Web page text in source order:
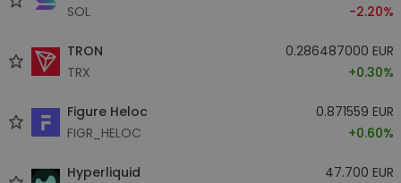
SOL
-2.20%
TRON
TRX
0.286487000 EUR
+0.30%
Figure Heloc
FIGR_HELOC
0.871559 EUR
+0.60%
Hyperliquid
47.700 EUR